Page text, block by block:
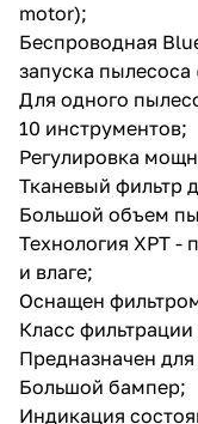
motor);
Беспроводная
запуска пылесоса
Для одного
10 инструментов;
Регулировка
Тканевый фильтр
Большой объем
Технология XPT -
и влаге;
Оснащен
Класс
Предназначен
Большой бампер;
Индикация